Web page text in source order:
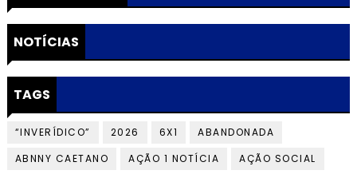
NOTÍCIAS
TAGS
“INVERÍDICO” 2026 6X1
ABANDONADA
ABNNY CAETANO
AÇÃO 1 NOTÍCIA
AÇÃO SOCIAL